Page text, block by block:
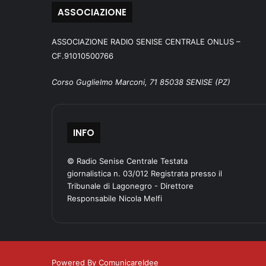
ASSOCIAZIONE
ASSOCIAZIONE RADIO SENISE CENTRALE ONLUS –
CF.91010500766
Corso Guglielmo Marconi, 71 85038 SENISE (PZ)
INFO
© Radio Senise Centrale Testata
giornalistica n. 03/012 Registrata presso il
Tribunale di Lagonegro - Direttore
Responsabile Nicola Melfi
Powered By ComunicareIdee